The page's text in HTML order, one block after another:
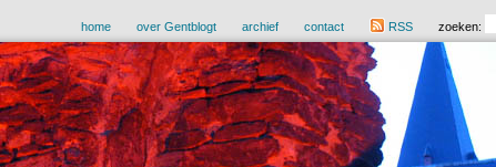
home over Gentblogt archief contact RSS zoeken: